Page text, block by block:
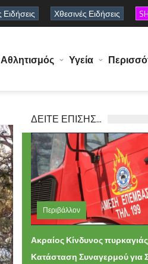
Χθεσινές Ειδήσεις
Αθλητισμός Υγεία
ΔΕΙΤΕ ΕΠΙΣΗΣ...
Περιβάλλον
Παρασκευή 31 Ιουλίου 2026
Ακραίος Κίνδυνος
Κατάσταση Συναγερμού για